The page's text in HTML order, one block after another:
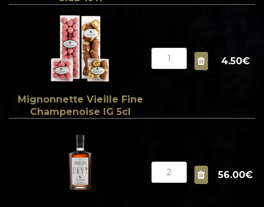
Mignonnette Vieille Fine
Champenoise IG 5cl
4.50€
56.00€